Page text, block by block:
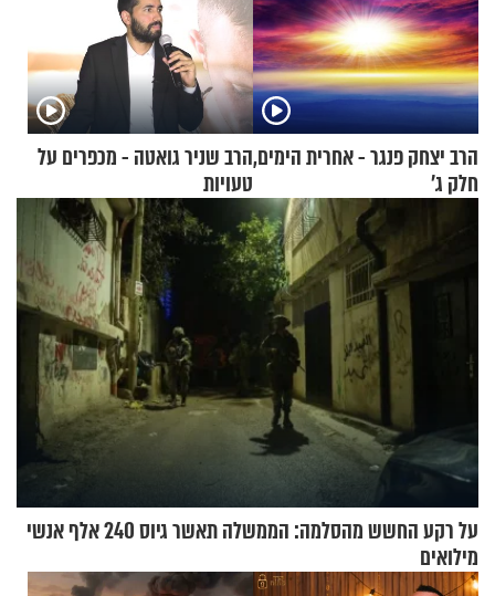
הרב יצחק פנגר - אחרית הימים,
חלק ג’
הרב שניר גואטה - מכפרים על
טעויות
על רקע החשש מהסלמה: הממשלה תאשר גיוס 240 אלף אנשי
מילואים